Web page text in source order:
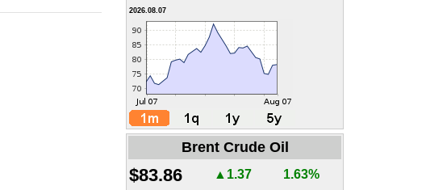
2026.08.07
Brent Crude Oil
$83.86 ▲1.37 1.63%